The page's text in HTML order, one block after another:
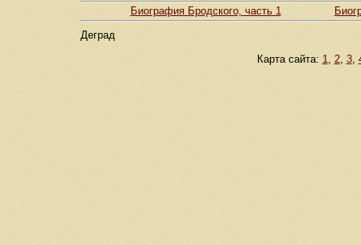
Биография Бродского, часть 1
Деград
Карта сайта: 1, 2, 3,